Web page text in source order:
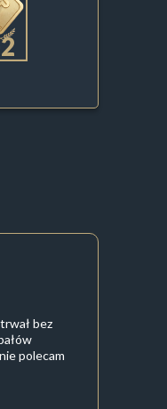
bez
polecam